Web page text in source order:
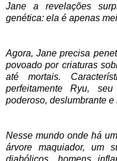
Jane a revelações
genética: ela é apenas
Agora, Jane precisa
povoado por criaturas
até mortais.
perfeitamente Ryu,
poderoso, deslumbrante
Nesse mundo onde há
árvore maquiador, um
diabólicos, homens